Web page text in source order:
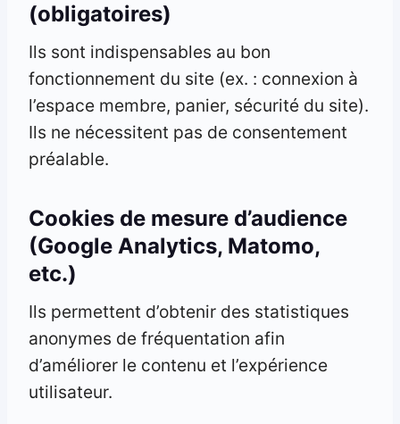
(obligatoires)
Ils sont indispensables au bon
fonctionnement du site (ex. : connexion à
l’espace membre, panier, sécurité du site).
Ils ne nécessitent pas de consentement
préalable.
Cookies de mesure d’audience
(Google Analytics, Matomo,
etc.)
Ils permettent d’obtenir des statistiques
anonymes de fréquentation afin
d’améliorer le contenu et l’expérience
utilisateur.